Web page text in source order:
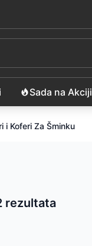
Sada na Akciji
i Koferi Za Šminku
rezultata